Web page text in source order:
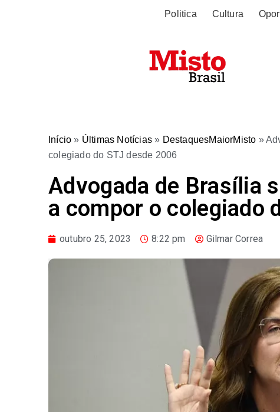
Politica Cultura
Início » Últimas Notícias » DestaquesMaiorMisto »
colegiado do STJ desde 2006
Advogada de Brasília
a compor o colegiado
outubro 25, 2023 8:22 pm Gilmar Correa